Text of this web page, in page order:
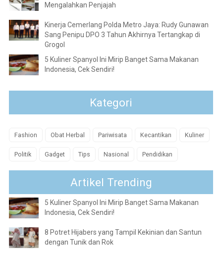
Mengalahkan Penjajah
Kinerja Cemerlang Polda Metro Jaya: Rudy Gunawan
Sang Penipu DPO 3 Tahun Akhirnya Tertangkap di
Grogol
5 Kuliner Spanyol Ini Mirip Banget Sama Makanan
Indonesia, Cek Sendiri!
Kategori
Fashion Obat Herbal Pariwisata Kecantikan Kuliner
Politik Gadget Tips Nasional Pendidikan
Artikel Trending
5 Kuliner Spanyol Ini Mirip Banget Sama Makanan
Indonesia, Cek Sendiri!
8 Potret Hijabers yang Tampil Kekinian dan Santun
dengan Tunik dan Rok